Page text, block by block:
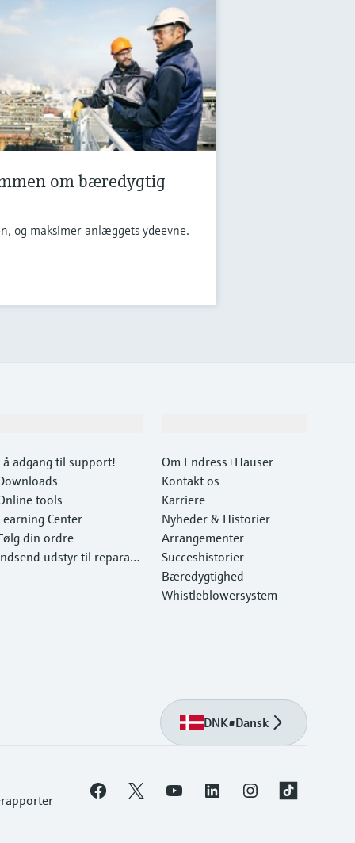
om bæredygtig
og maksimer anlæggets ydeevne.
adgang til support!
tools
Center
din ordre
udstyr til reparati
Om Endress+Hauser
Kontakt os
Karriere
Nyheder & Historier
Arrangementer
Succeshistorier
Bæredygtighed
Whistleblowersystem
DNK•Dansk
rapporter